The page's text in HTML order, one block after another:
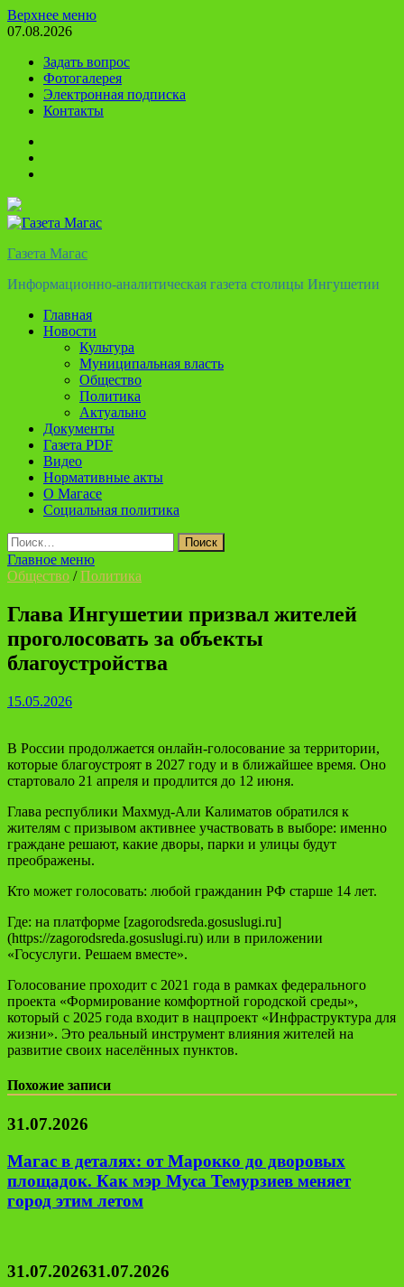
Перейти
к
Верхнее меню
07.08.2026
Задать вопрос
Фотогалерея
Электронная подписка
Контакты
Газета Магас
Информационно-аналитическая газета столицы Ингушетии
Главная
Новости
Культура
Муниципальная власть
Общество
Политика
Актуально
Документы
Газета PDF
Видео
Нормативные акты
О Магасе
Социальная политика
Найти:
Главное меню
Общество /Политика
Глава Ингушетии призвал жителей
проголосовать за объекты
благоустройства
15.05.2026
В России продолжается онлайн-голосование за территории,
которые благоустроят в 2027 году и в ближайшее время. Оно
стартовало 21 апреля и продлится до 12 июня.
Глава республики Махмуд-Али Калиматов обратился к
жителям с призывом активнее участвовать в выборе: именно
граждане решают, какие дворы, парки и улицы будут
преображены.
Кто может голосовать: любой гражданин РФ старше 14 лет.
Где: на платформе [zagorodsreda.gosuslugi.ru]
(https://zagorodsreda.gosuslugi.ru) или в приложении
«Госуслуги. Решаем вместе».
Голосование проходит с 2021 года в рамках федерального
проекта «Формирование комфортной городской среды»,
который с 2025 года входит в нацпроект «Инфраструктура для
жизни». Это реальный инструмент влияния жителей на
развитие своих населённых пунктов.
Похожие записи
31.07.2026
Магас в деталях: от Марокко до дворовых
площадок. Как мэр Муса Темурзиев меняет
город этим летом
31.07.202631.07.2026